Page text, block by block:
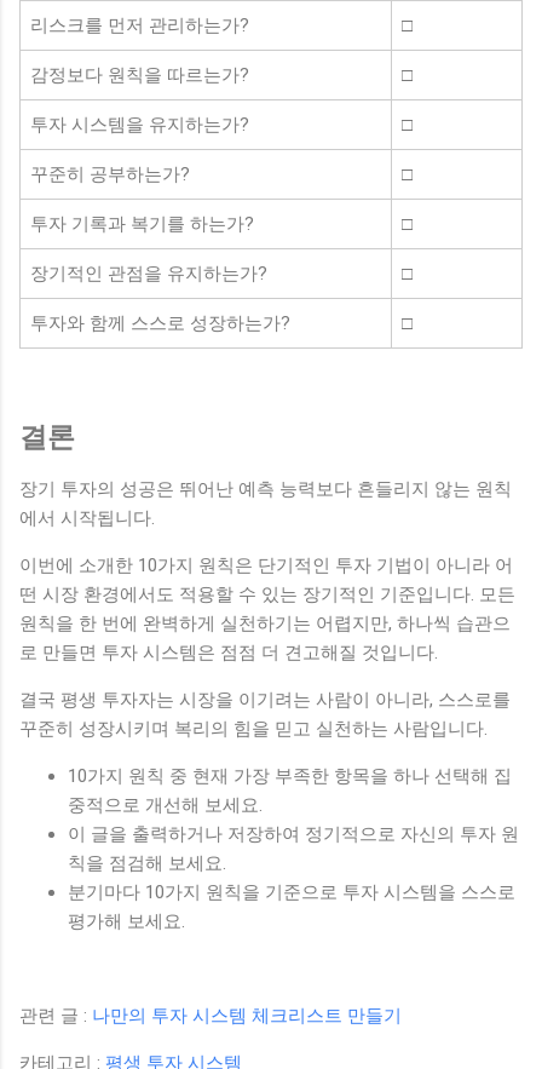
리스크를 먼저 관리하는가? □
감정보다 원칙을 따르는가? □
투자 시스템을 유지하는가? □
꾸준히 공부하는가? □
투자 기록과 복기를 하는가? □
장기적인 관점을 유지하는가? □
투자와 함께 스스로 성장하는가? □
결론
장기 투자의 성공은 뛰어난 예측 능력보다 흔들리지 않는 원칙
에서 시작됩니다.
이번에 소개한 10가지 원칙은 단기적인 투자 기법이 아니라 어
떤 시장 환경에서도 적용할 수 있는 장기적인 기준입니다. 모든
원칙을 한 번에 완벽하게 실천하기는 어렵지만, 하나씩 습관으
로 만들면 투자 시스템은 점점 더 견고해질 것입니다.
결국 평생 투자자는 시장을 이기려는 사람이 아니라, 스스로를
꾸준히 성장시키며 복리의 힘을 믿고 실천하는 사람입니다.
10가지 원칙 중 현재 가장 부족한 항목을 하나 선택해 집
중적으로 개선해 보세요.
이 글을 출력하거나 저장하여 정기적으로 자신의 투자 원
칙을 점검해 보세요.
분기마다 10가지 원칙을 기준으로 투자 시스템을 스스로
평가해 보세요.
관련 글 : 나만의 투자 시스템 체크리스트 만들기
카테고리 : 평생 투자 시스템